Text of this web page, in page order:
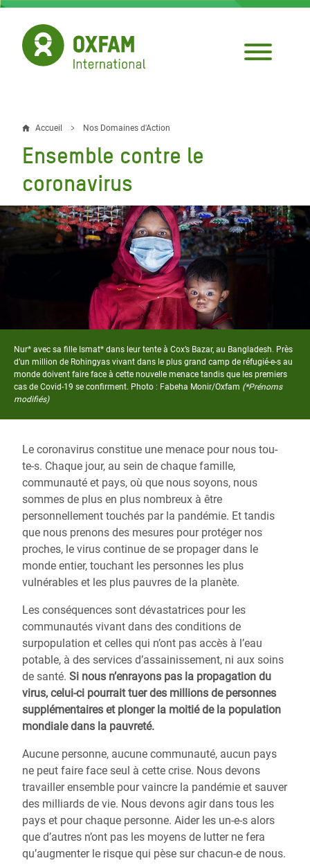
Aller
contenu
principal
Fil
d'Ariane
Accueil Nos Domaines d'Action
Ensemble contre le
coronavirus
Nur* avec sa fille Ismat* dans leur tente à Cox’s Bazar, au Bangladesh. Près
d’un million de Rohingyas vivant dans le plus grand camp de réfugié-e-s au
monde doivent faire face à cette nouvelle menace tandis que les premiers
cas de Covid-19 se confirment. Photo : Fabeha Monir/Oxfam (*Prénoms
modifiés)
Le coronavirus constitue une menace pour nous tou-
te-s. Chaque jour, au sein de chaque famille,
communauté et pays, où que nous soyons, nous
sommes de plus en plus nombreux à être
personnellement touchés par la pandémie. Et tandis
que nous prenons des mesures pour protéger nos
proches, le virus continue de se propager dans le
monde entier, touchant les personnes les plus
vulnérables et les plus pauvres de la planète.
Les conséquences sont dévastatrices pour les
communautés vivant dans des conditions de
surpopulation et celles qui n’ont pas accès à l’eau
potable, à des services d’assainissement, ni aux soins
de santé. Si nous n’enrayons pas la propagation du
virus, celui-ci pourrait tuer des millions de personnes
supplémentaires et plonger la moitié de la population
mondiale dans la pauvreté.
Aucune personne, aucune communauté, aucun pays
ne peut faire face seul à cette crise. Nous devons
travailler ensemble pour vaincre la pandémie et sauver
des milliards de vie. Nous devons agir dans tous les
pays et pour chaque personne. Aider les un-e-s alors
que d’autres n’ont pas les moyens de lutter ne fera
qu’augmenter le risque qui pèse sur chacun-e de nous.